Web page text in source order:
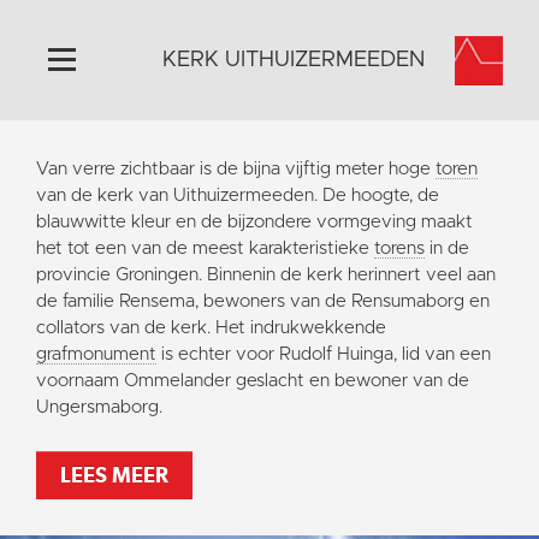
Home
Algemeen
Historie
Omgeving
Activiteiten
Doneer
Contact
KERK UITHUIZERMEEDEN
Van verre zichtbaar is de bijna vijftig meter hoge toren
van de kerk van Uithuizermeeden. De hoogte, de
blauwwitte kleur en de bijzondere vormgeving maakt
het tot een van de meest karakteristieke torens in de
provincie Groningen. Binnenin de kerk herinnert veel aan
de familie Rensema, bewoners van de Rensumaborg en
collators van de kerk. Het indrukwekkende
grafmonument is echter voor Rudolf Huinga, lid van een
voornaam Ommelander geslacht en bewoner van de
Ungersmaborg.
LEES MEER